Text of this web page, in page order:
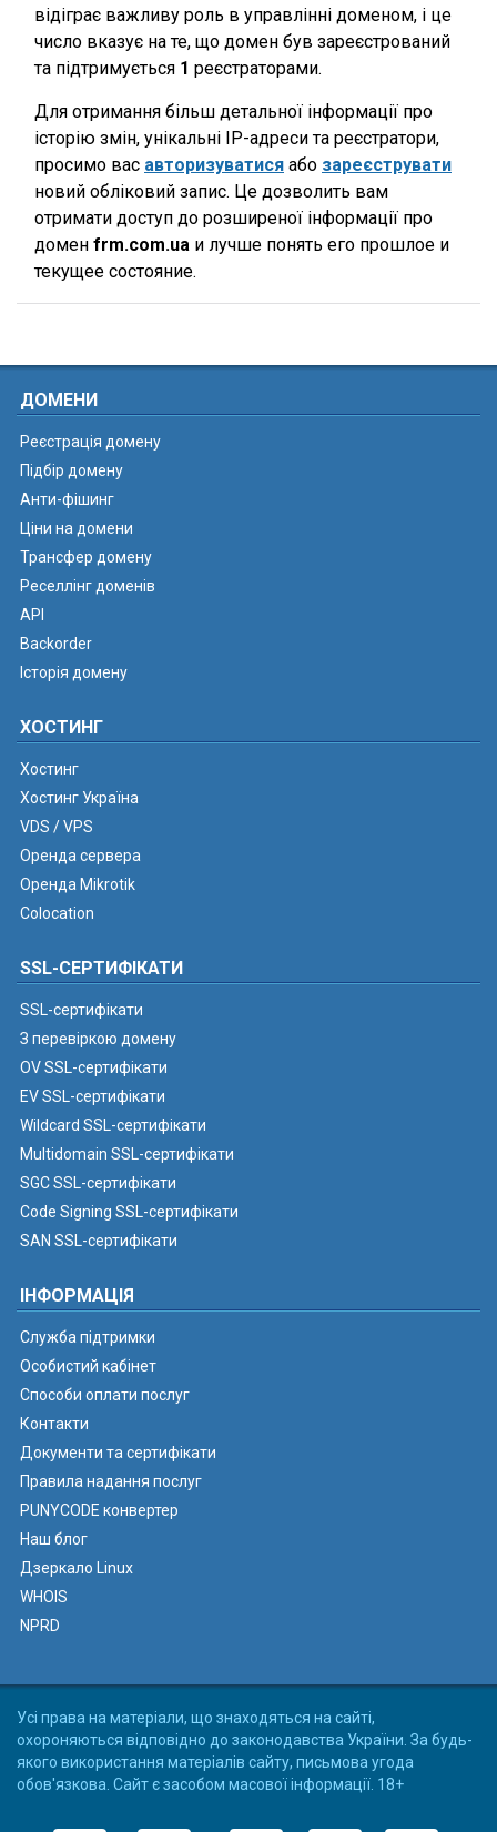
відіграє важливу роль в управлінні доменом, і це
число вказує на те, що домен був зареєстрований
та підтримується 1 реєстраторами.
Для отримання більш детальної інформації про
історію змін, унікальні IP-адреси та реєстратори,
просимо вас авторизуватися або зареєструвати
новий обліковий запис. Це дозволить вам
отримати доступ до розширеної інформації про
домен frm.com.ua и лучше понять его прошлое и
текущее состояние.
ДОМЕНИ
Реєстрація домену
Підбір домену
Анти-фішинг
Ціни на домени
Трансфер домену
Реселлінг доменів
API
Backorder
Історія домену
ХОСТИНГ
Хостинг
Хостинг Україна
VDS / VPS
Оренда сервера
Оренда Mikrotik
Colocation
SSL-СЕРТИФІКАТИ
SSL-сертифікати
З перевіркою домену
OV SSL-сертифікати
EV SSL-сертифікати
Wildcard SSL-сертифікати
Multidomain SSL-сертифікати
SGC SSL-сертифікати
Code Signing SSL-сертифікати
SAN SSL-сертифікати
ІНФОРМАЦІЯ
Служба підтримки
Особистий кабінет
Способи оплати послуг
Контакти
Документи та сертифікати
Правила надання послуг
PUNYCODE конвертер
Наш блог
Дзеркало Linux
WHOIS
NPRD
Усі права на матеріали, що знаходяться на сайті,
охороняються відповідно до законодавства України. За будь-
якого використання матеріалів сайту, письмова угода
обов'язкова. Сайт є засобом масової інформації. 18+